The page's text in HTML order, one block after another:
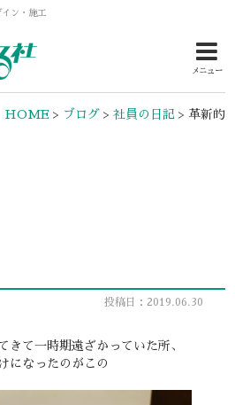
ン・施工
メニュー
HOME> ブログ> 社員の日記 > 革新的
投稿日：2019.06.30
きて一時期遠ざかっていた所、
になったのがこの